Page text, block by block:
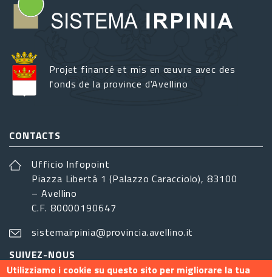
Projet financé et mis en œuvre avec des
fonds de la province d'Avellino
CONTACTS
Ufficio Infopoint
Piazza Libertá 1 (Palazzo Caracciolo), 83100
– Avellino
C.F. 80000190647
sistemairpinia@provincia.avellino.it
SUIVEZ-NOUS
Utilizziamo i cookie su questo sito per migliorare la tua